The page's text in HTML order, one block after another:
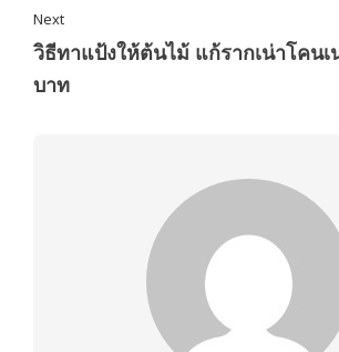
Next
วิธีทาแป้งให้ต้นไม้ แก้รากเน่าโคน
บาท